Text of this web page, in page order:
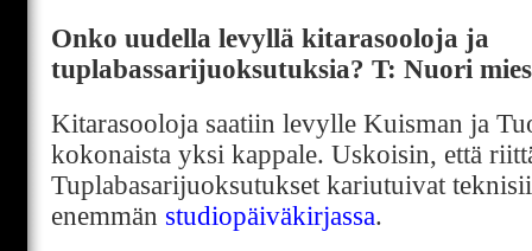
Onko uudella levyllä kitarasooloja ja
tuplabassarijuoksutuksia? T: Nuori
Kitarasooloja saatiin levylle Kuisman ja
kokonaista yksi kappale. Uskoisin, että
Tuplabasarijuoksutukset kariutuivat
enemmän studiopäiväkirjassa.